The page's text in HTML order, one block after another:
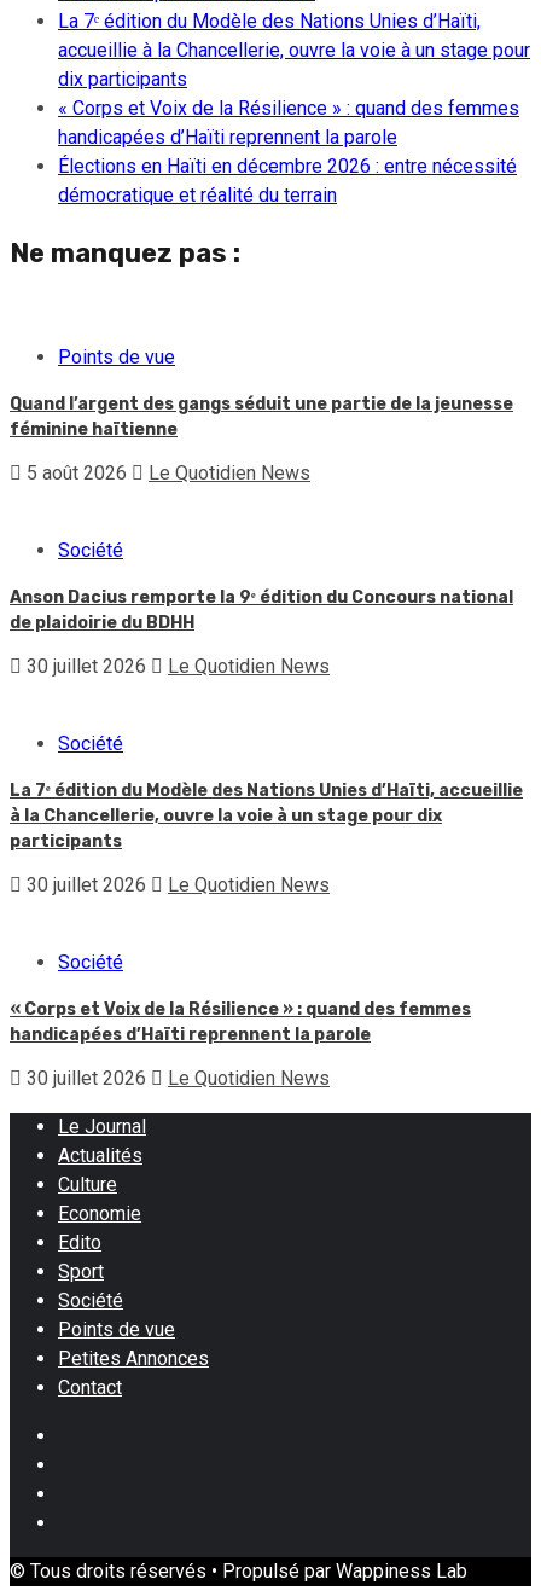
La 7ᵉ édition du Modèle des Nations Unies d’Haïti,
accueillie à la Chancellerie, ouvre la voie à un stage pour
dix participants
« Corps et Voix de la Résilience » : quand des femmes
handicapées d’Haïti reprennent la parole
Élections en Haïti en décembre 2026 : entre nécessité
démocratique et réalité du terrain
Ne manquez pas :
Points de vue
Quand l’argent des gangs séduit une partie de la jeunesse
féminine haïtienne
5 août 2026 Le Quotidien News
Société
Anson Dacius remporte la 9ᵉ édition du Concours national
de plaidoirie du BDHH
30 juillet 2026 Le Quotidien News
Société
La 7ᵉ édition du Modèle des Nations Unies d’Haïti, accueillie
à la Chancellerie, ouvre la voie à un stage pour dix
participants
30 juillet 2026 Le Quotidien News
Société
« Corps et Voix de la Résilience » : quand des femmes
handicapées d’Haïti reprennent la parole
30 juillet 2026 Le Quotidien News
Le Journal
Actualités
Culture
Economie
Edito
Sport
Société
Points de vue
Petites Annonces
Contact
© Tous droits réservés • Propulsé par Wappiness Lab